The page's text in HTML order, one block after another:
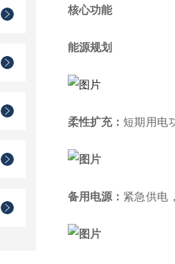
核心功能
能源规划
柔性扩充： 短期用电
备用电源： 紧急供电